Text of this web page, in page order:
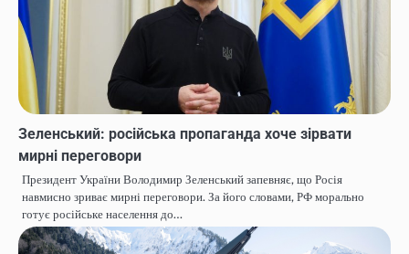
Зеленський: російська пропаганда хоче зірвати
мирні переговори
Президент України Володимир Зеленський запевняє, що Росія
навмисно зриває мирні переговори. За його словами, РФ морально
готує російське населення до…